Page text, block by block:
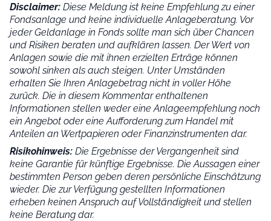
Disclaimer: Diese Meldung ist keine Empfehlung zu einer
Fondsanlage und keine individuelle Anlageberatung. Vor
jeder Geldanlage in Fonds sollte man sich über Chancen
und Risiken beraten und aufklären lassen. Der Wert von
Anlagen sowie die mit ihnen erzielten Erträge können
sowohl sinken als auch steigen. Unter Umständen
erhalten Sie Ihren Anlagebetrag nicht in voller Höhe
zurück. Die in diesem Kommentar enthaltenen
Informationen stellen weder eine Anlageempfehlung noch
ein Angebot oder eine Aufforderung zum Handel mit
Anteilen an Wertpapieren oder Finanzinstrumenten dar.
Risikohinweis: Die Ergebnisse der Vergangenheit sind
keine Garantie für künftige Ergebnisse. Die Aussagen einer
bestimmten Person geben deren persönliche Einschätzung
wieder. Die zur Verfügung gestellten Informationen
erheben keinen Anspruch auf Vollständigkeit und stellen
keine Beratung dar.